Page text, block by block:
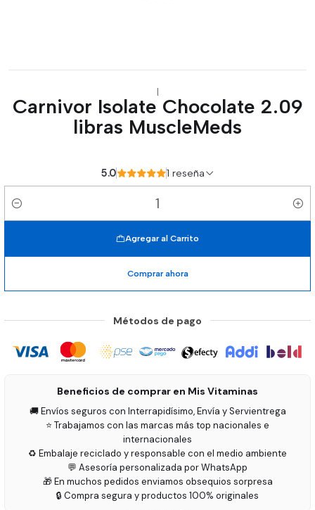
|
Carnivor Isolate Chocolate 2.09
libras MuscleMeds
5.0 1 reseña
Cantidad
Agregar al Carrito
Comprar ahora
Métodos de pago
Beneficios de comprar en Mis Vitaminas
🚚 Envíos seguros con Interrapidísimo, Envía y Servientrega
⭐ Trabajamos con las marcas más top nacionales e
internacionales
♻️ Embalaje reciclado y responsable con el medio ambiente
💬 Asesoría personalizada por WhatsApp
🎁 En muchos pedidos enviamos obsequios sorpresa
🔒 Compra segura y productos 100% originales